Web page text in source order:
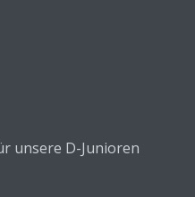
unsere D-Junioren